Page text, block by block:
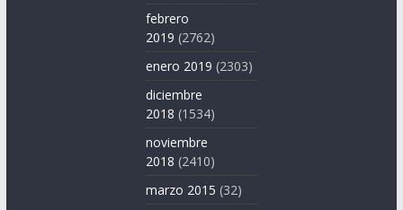
febrero
2019 (2762)
enero 2019 (2303)
diciembre
2018 (1534)
noviembre
2018 (2410)
marzo 2015 (32)